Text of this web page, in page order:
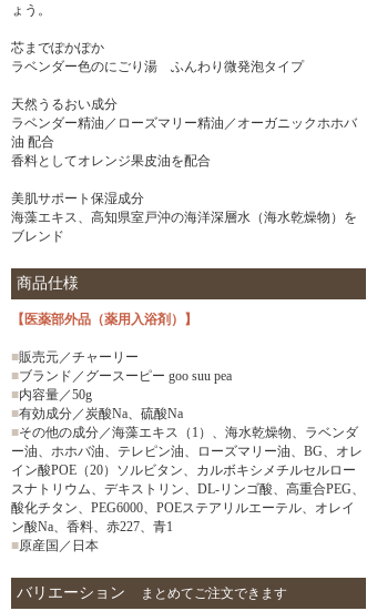
ょう。
芯までぽかぽか
ラベンダー色のにごり湯 ふんわり微発泡タイプ
天然うるおい成分
ラベンダー精油／ローズマリー精油／オーガニックホホバ
油 配合
香料としてオレンジ果皮油を配合
美肌サポート保湿成分
海藻エキス、高知県室戸沖の海洋深層水（海水乾燥物）を
ブレンド
商品仕様
【医薬部外品（薬用入浴剤）】
■販売元／チャーリー
■ブランド／グースーピー goo suu pea
■内容量／50g
■有効成分／炭酸Na、硫酸Na
■その他の成分／海藻エキス（1）、海水乾燥物、ラベンダ
ー油、ホホバ油、テレピン油、ローズマリー油、BG、オレ
イン酸POE（20）ソルビタン、カルボキシメチルセルロー
スナトリウム、デキストリン、DL-リンゴ酸、高重合PEG、
酸化チタン、PEG6000、POEステアリルエーテル、オレイ
ン酸Na、香料、赤227、青1
■原産国／日本
バリエーション まとめてご注文できます